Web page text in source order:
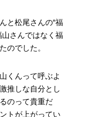
と松尾さんの“福
さんではなく福
のでした。
くんって呼ぶよ
推しな自分とし
のって貴重だ
トが上がってい